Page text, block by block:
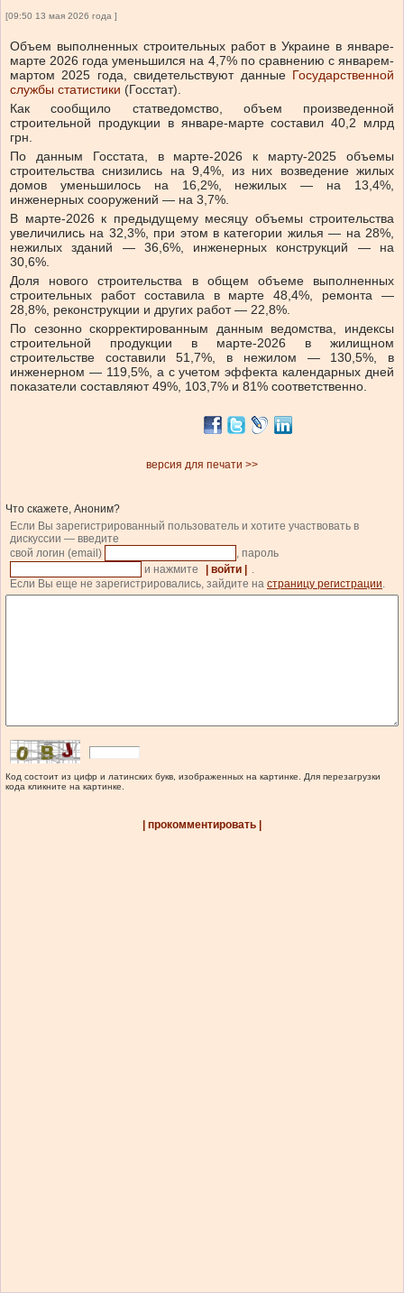
[09:50 13 мая 2026 года ]
Объем выполненных строительных работ в Украине в январе-
марте 2026 года уменьшился на 4,7% по сравнению с январем-
мартом 2025 года, свидетельствуют данные Государственной
службы статистики (Госстат).
Как сообщило статведомство, объем произведенной
строительной продукции в январе-марте составил 40,2 млрд
грн.
По данным Госстата, в марте-2026 к марту-2025 объемы
строительства снизились на 9,4%, из них возведение жилых
домов уменьшилось на 16,2%, нежилых — на 13,4%,
инженерных сооружений — на 3,7%.
В марте-2026 к предыдущему месяцу объемы строительства
увеличились на 32,3%, при этом в категории жилья — на 28%,
нежилых зданий — 36,6%, инженерных конструкций — на
30,6%.
Доля нового строительства в общем объеме выполненных
строительных работ составила в марте 48,4%, ремонта —
28,8%, реконструкции и других работ — 22,8%.
По сезонно скорректированным данным ведомства, индексы
строительной продукции в марте-2026 в жилищном
строительстве составили 51,7%, в нежилом — 130,5%, в
инженерном — 119,5%, а с учетом эффекта календарных дней
показатели составляют 49%, 103,7% и 81% соответственно.
версия для печати >>
Что скажете, Аноним?
Если Вы зарегистрированный пользователь и хотите участвовать в
дискуссии — введите
свой логин (email)
, пароль
и нажмите
| войти |
.
Если Вы еще не зарегистрировались, зайдите на страницу регистрации.
Код состоит из цифр и латинских букв, изображенных на картинке. Для перезагрузки
кода кликните на картинке.
| прокомментировать |